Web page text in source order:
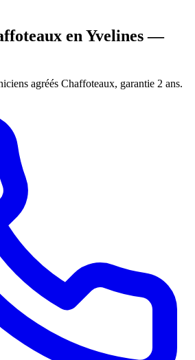
en Yvelines —
agréés Chaffoteaux, garantie 2 ans.